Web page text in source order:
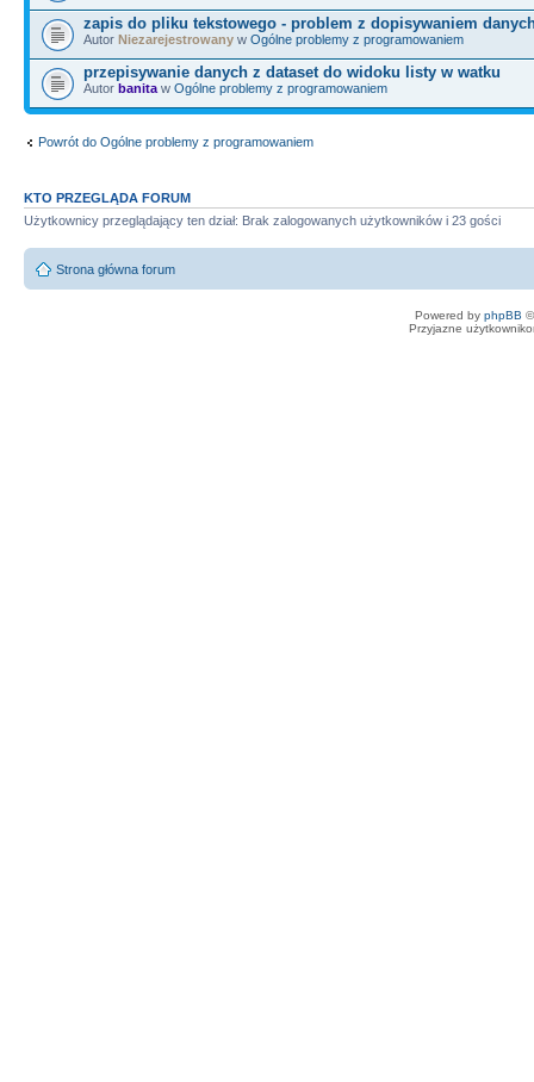
zapis do pliku tekstowego - problem z dopisywaniem
Autor Niezarejestrowany w Ogólne problemy z programowaniem
przepisywanie danych z dataset do widoku listy w watku
Autor banita w Ogólne problemy z programowaniem
Powrót do Ogólne problemy z programowaniem
KTO PRZEGLĄDA FORUM
Użytkownicy przeglądający ten dział: Brak zalogowanych użytkowników i 23 gości
Strona główna forum
Powered by phpBB
Przyjazne